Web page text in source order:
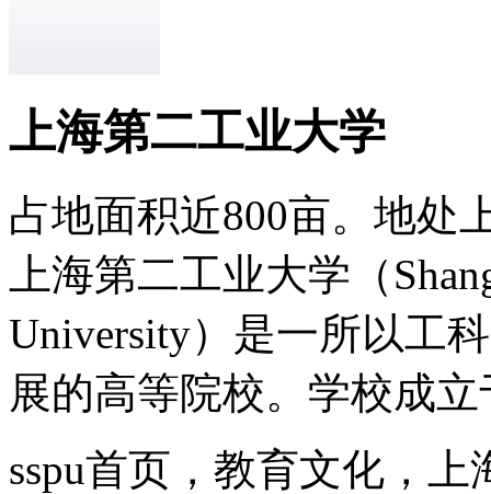
上海第二工业大学
占地面积近800亩。地处
上海第二工业大学（
University）是一所以工
展的高等院校。学校成立
sspu首页，教育文化，